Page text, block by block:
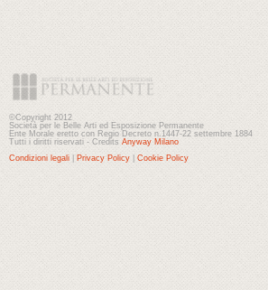
©Copyright 2012
Società per le Belle Arti ed Esposizione Permanente
Ente Morale eretto con Regio Decreto n.1447-22 settembre 1884
Tutti i diritti riservati - Credits Anyway Milano
Condizioni legali
Privacy Policy Cookie Policy